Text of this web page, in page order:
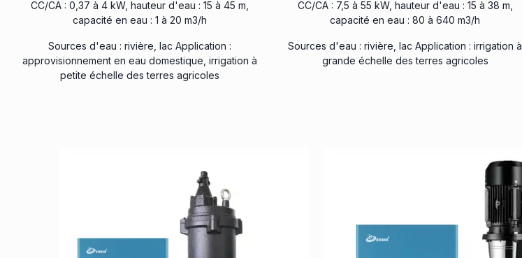
CC/CA : 0,37 à 4 kW, hauteur d'eau : 15 à 45 m,
capacité en eau : 1 à 20 m3/h
Sources d'eau : rivière, lac Application :
approvisionnement en eau domestique, irrigation à
petite échelle des terres agricoles
CC/CA : 7,5 à 55 kW, hauteur d'eau : 15 à 38 m,
capacité en eau : 80 à 640 m3/h
Sources d'eau : rivière, lac Application : irrigation à
grande échelle des terres agricoles